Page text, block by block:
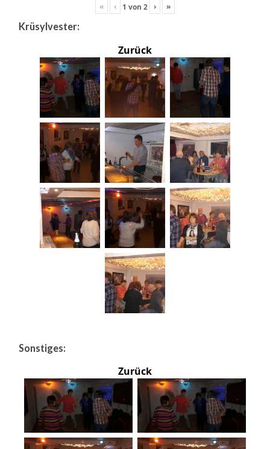
« ‹ 1 von 2 › »
Krüsylvester:
Zurück
Sonstiges:
Zurück